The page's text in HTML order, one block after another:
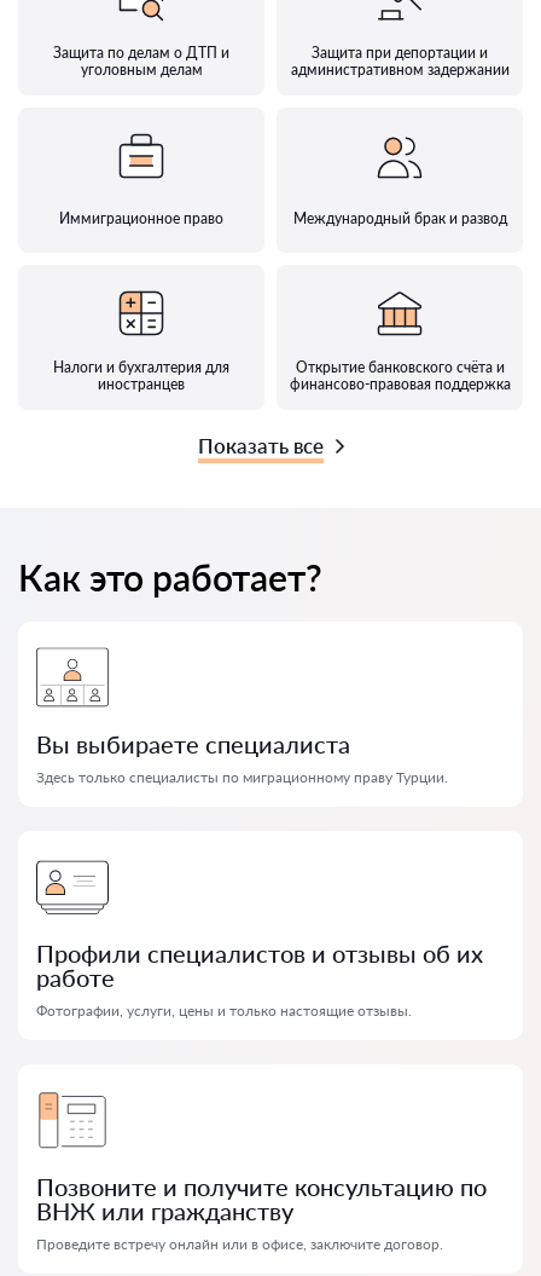
Защита по делам о ДТП и
уголовным делам
Защита при депортации и
административном задержании
Иммиграционное право Международный брак и развод
Налоги и бухгалтерия для
иностранцев
Открытие банковского счёта и
финансово-правовая поддержка
Показать все
Как это работает?
Вы выбираете специалиста
Здесь только специалисты по миграционному праву Турции.
Профили специалистов и отзывы об их
работе
Фотографии, услуги, цены и только настоящие отзывы.
Позвоните и получите консультацию по
ВНЖ или гражданству
Проведите встречу онлайн или в офисе, заключите договор.